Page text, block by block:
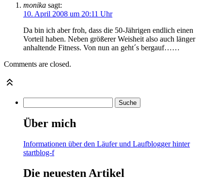
monika sagt:
10. April 2008 um 20:11 Uhr
Da bin ich aber froh, dass die 50-Jährigen endlich einen
Vorteil haben. Neben größerer Weisheit also auch länger
anhaltende Fitness. Von nun an geht´s bergauf……
Comments are closed.
Über mich
Informationen über den Läufer und Laufblogger hinter
startblog-f
Die neuesten Artikel